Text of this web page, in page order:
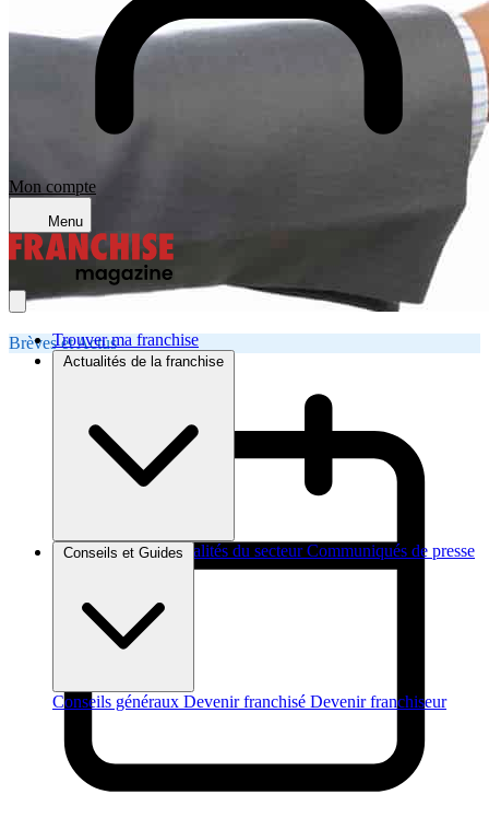
Mon compte
Menu
Trouver ma franchise
Actualités de la franchise
Brèves et actus Actualités du secteur Communiqués de presse
Conseils et Guides
Conseils généraux Devenir franchisé Devenir franchiseur
Brèves et Actus